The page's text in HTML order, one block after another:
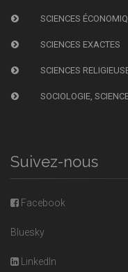
SCIENCES
SCIENCES EXACTES
SCIENCES
SOCIOLOGIE,
Suivez-nous
Facebook
Bluesky
LinkedIn